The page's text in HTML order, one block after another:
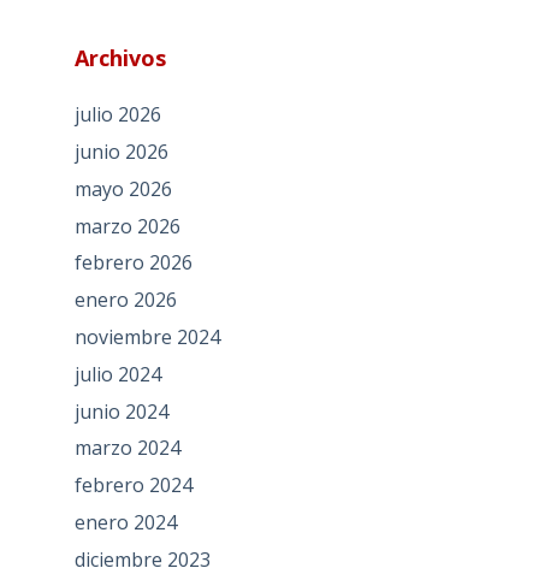
Archivos
julio 2026
junio 2026
mayo 2026
marzo 2026
febrero 2026
enero 2026
noviembre 2024
julio 2024
junio 2024
marzo 2024
febrero 2024
enero 2024
diciembre 2023